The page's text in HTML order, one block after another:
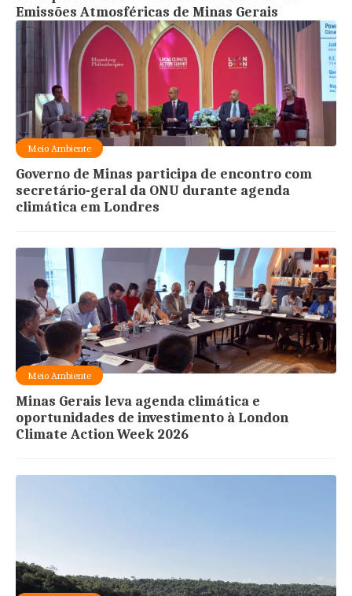
Emissões Atmosféricas de Minas Gerais
Meio Ambiente
Governo de Minas participa de encontro com
secretário-geral da ONU durante agenda
climática em Londres
Meio Ambiente
Minas Gerais leva agenda climática e
oportunidades de investimento à London
Climate Action Week 2026